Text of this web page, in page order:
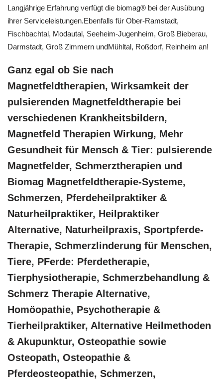
Langjährige Erfahrung verfügt die biomag® bei der Ausübung
ihrer Serviceleistungen.Ebenfalls für Ober-Ramstadt,
Fischbachtal, Modautal, Seeheim-Jugenheim, Groß Bieberau,
Darmstadt, Groß Zimmern undMühltal, Roßdorf, Reinheim an!
Ganz egal ob Sie nach
Magnetfeldtherapien, Wirksamkeit der
pulsierenden Magnetfeldtherapie bei
verschiedenen Krankheitsbildern,
Magnetfeld Therapien Wirkung, Mehr
Gesundheit für Mensch & Tier: pulsierende
Magnetfelder, Schmerztherapien und
Biomag Magnetfeldtherapie-Systeme,
Schmerzen, Pferdeheilpraktiker &
Naturheilpraktiker, Heilpraktiker
Alternative, Naturheilpraxis, Sportpferde-
Therapie, Schmerzlinderung für Menschen,
Tiere, PFerde: Pferdetherapie,
Tierphysiotherapie, Schmerzbehandlung &
Schmerz Therapie Alternative,
‎Homöopathie, ‎Psychotherapie &
‎Tierheilpraktiker, Alternative Heilmethoden
& Akupunktur, Osteopathie sowie
Osteopath, Osteopathie &
Pferdeosteopathie, Schmerzen,